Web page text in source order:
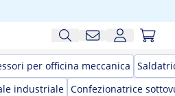
per officina meccanica
industriale Confezionatrice